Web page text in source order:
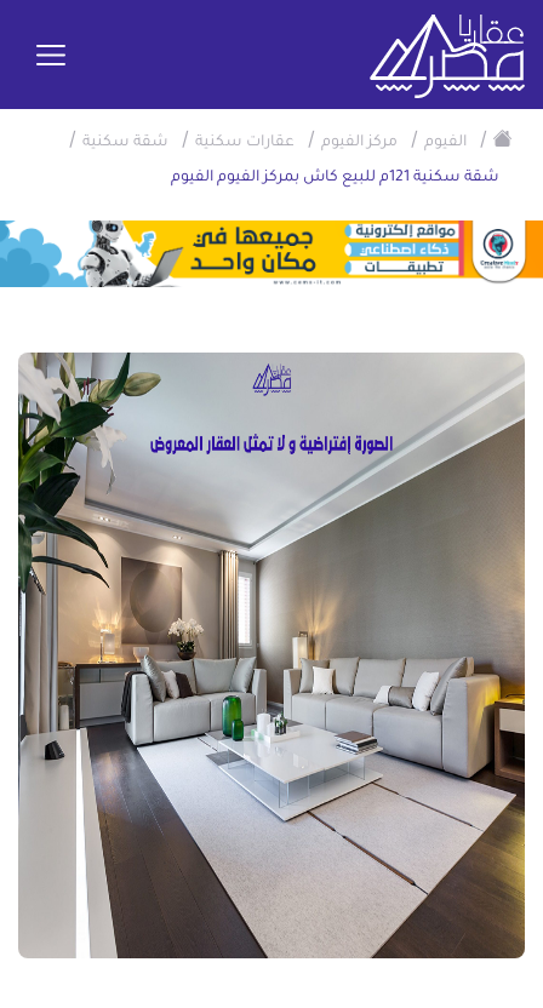
/ الفيوم / مركز الفيوم / عقارات سكنية / شقة سكنية /
شقة سكنية 121م للبيع كاش بمركز الفيوم الفيوم